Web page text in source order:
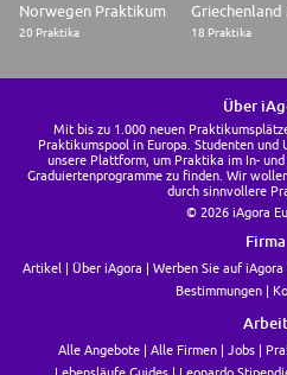
Norwegen Praktikum
20 Praktika 18 Praktika
Über
Mit bis zu 1.000 neuen
Praktikumspool in Europa. Studenten und
unsere Plattform, um Praktika im In-
Graduiertenprogramme zu finden. Wir
durch sinnvollere
© 2026 iAgora
Firma
Artikel Über iAgora Werben Sie auf iAgora
Bestimmungen
Arbeit
Alle Angebote Alle Firmen Jobs